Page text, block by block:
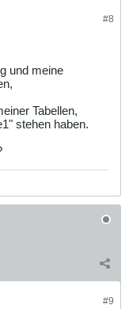
#8
und meine
Tabellen,
stehen haben.
#9